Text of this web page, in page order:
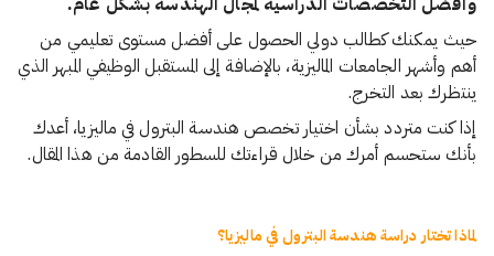
حيث يمكنك كطالب دولي الحصول على أفضل مستوى تعليمي من
أهم وأشهر الجامعات الماليزية، بالإضافة إلى المستقبل الوظيفي المبهر الذي
ينتظرك بعد التخرج.
إذا كنت متردد بشأن اختيار تخصص هندسة البترول في ماليزيا، أعدك
بأنك ستحسم أمرك من خلال قراءتك للسطور القادمة من هذا المقال.
لماذا تختار دراسة هندسة البترول في ماليزيا؟